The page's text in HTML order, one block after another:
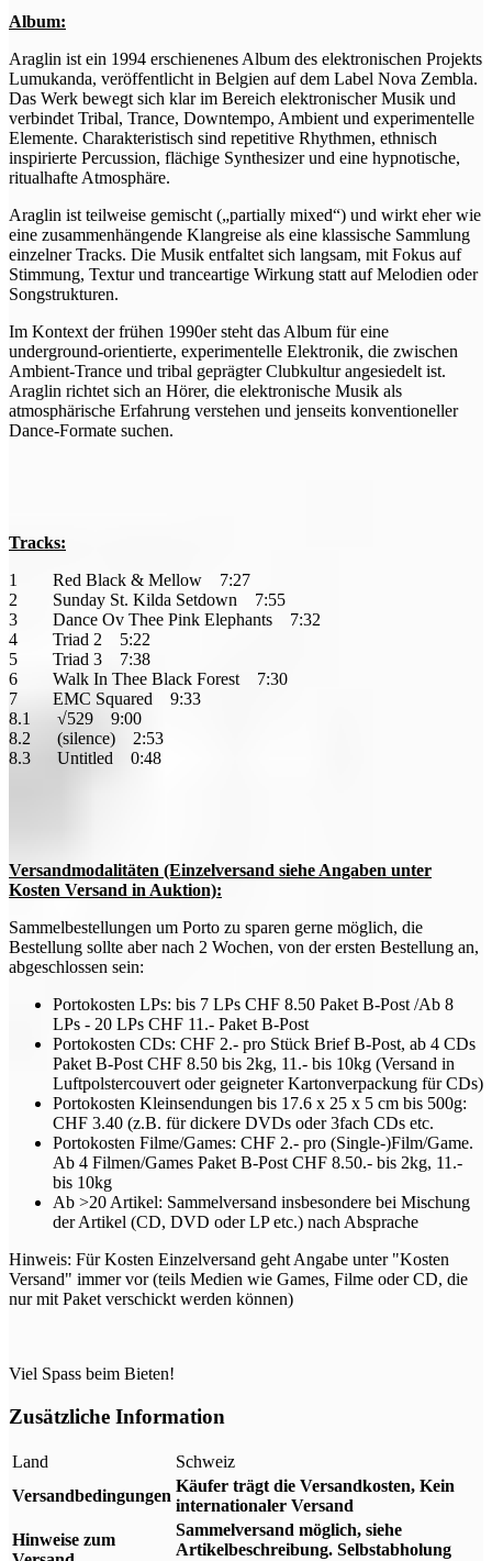
Album:
Araglin ist ein 1994 erschienenes Album des elektronischen Projekts
Lumukanda, veröffentlicht in Belgien auf dem Label Nova Zembla.
Das Werk bewegt sich klar im Bereich elektronischer Musik und
verbindet Tribal, Trance, Downtempo, Ambient und experimentelle
Elemente. Charakteristisch sind repetitive Rhythmen, ethnisch
inspirierte Percussion, flächige Synthesizer und eine hypnotische,
ritualhafte Atmosphäre.
Araglin ist teilweise gemischt („partially mixed“) und wirkt eher wie
eine zusammenhängende Klangreise als eine klassische Sammlung
einzelner Tracks. Die Musik entfaltet sich langsam, mit Fokus auf
Stimmung, Textur und tranceartige Wirkung statt auf Melodien oder
Songstrukturen.
Im Kontext der frühen 1990er steht das Album für eine
underground-orientierte, experimentelle Elektronik, die zwischen
Ambient-Trance und tribal geprägter Clubkultur angesiedelt ist.
Araglin richtet sich an Hörer, die elektronische Musik als
atmosphärische Erfahrung verstehen und jenseits konventioneller
Dance-Formate suchen.
Tracks:
1 Red Black & Mellow 7:27
2 Sunday St. Kilda Setdown 7:55
3 Dance Ov Thee Pink Elephants 7:32
4 Triad 2 5:22
5 Triad 3 7:38
6 Walk In Thee Black Forest 7:30
7 EMC Squared 9:33
8.1 √529 9:00
8.2 (silence) 2:53
8.3 Untitled 0:48
Versandmodalitäten (Einzelversand siehe Angaben unter
Kosten Versand in Auktion):
Sammelbestellungen um Porto zu sparen gerne möglich, die
Bestellung sollte aber nach 2 Wochen, von der ersten Bestellung an,
abgeschlossen sein:
Portokosten LPs: bis 7 LPs CHF 8.50 Paket B-Post /Ab 8
LPs - 20 LPs CHF 11.- Paket B-Post
Portokosten CDs: CHF 2.- pro Stück Brief B-Post, ab 4 CDs
Paket B-Post CHF 8.50 bis 2kg, 11.- bis 10kg (Versand in
Luftpolstercouvert oder geigneter Kartonverpackung für CDs)
Portokosten Kleinsendungen bis 17.6 x 25 x 5 cm bis 500g:
CHF 3.40 (z.B. für dickere DVDs oder 3fach CDs etc.
Portokosten Filme/Games: CHF 2.- pro (Single-)Film/Game.
Ab 4 Filmen/Games Paket B-Post CHF 8.50.- bis 2kg, 11.-
bis 10kg
Ab >20 Artikel: Sammelversand insbesondere bei Mischung
der Artikel (CD, DVD oder LP etc.) nach Absprache
Hinweis: Für Kosten Einzelversand geht Angabe unter "Kosten
Versand" immer vor (teils Medien wie Games, Filme oder CD, die
nur mit Paket verschickt werden können)
Viel Spass beim Bieten!
Zusätzliche Information
Land
Schweiz
Versandbedingungen
Käufer trägt die Versandkosten, Kein
internationaler Versand
Hinweise zum
Sammelversand möglich, siehe
Artikelbeschreibung. Selbstabholung